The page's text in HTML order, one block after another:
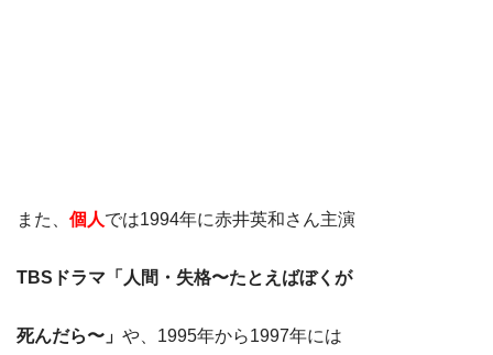
また、 個人では1994年に赤井英和さん主演
TBSドラマ「人間・失格〜たとえばぼくが
死んだら〜」 や、1995年から1997年には